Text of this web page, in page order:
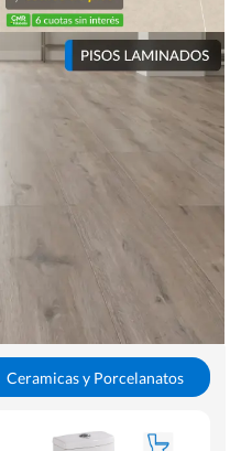
Ceramicas y Porcelanatos
Pisos Flotantes y Laminados